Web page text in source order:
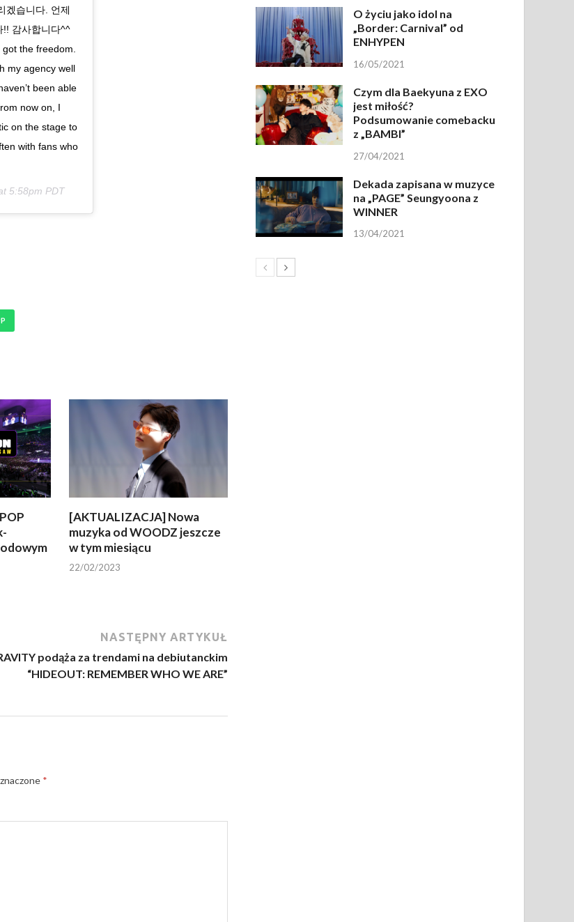
겠습니다. 언제
!! 감사합니다^^
the freedom.
my agency well
been able
now on, I
on the stage to
with fans who
5:58pm PDT
[AKTUALIZACJA] Nowa
muzyka od WOODZ jeszcze
w tym miesiącu
22/02/2023
NASTĘPNY ARTYKUŁ
podąża za trendami na debiutanckim
“HIDEOUT: REMEMBER WHO WE ARE”
*
O życiu jako idol na
„Border: Carnival” od
ENHYPEN
16/05/2021
Czym dla Baekyuna z EXO
jest miłość?
Podsumowanie comebacku
z „BAMBI”
27/04/2021
Dekada zapisana w muzyce
na „PAGE” Seungyoona z
WINNER
13/04/2021